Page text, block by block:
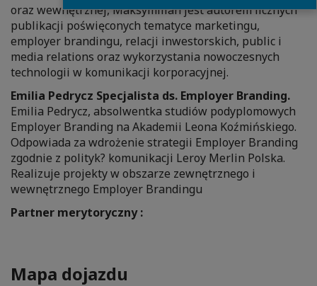
oraz wewnętrznej, Maksymilian jest autorem licznych
publikacji poświęconych tematyce marketingu,
employer brandingu, relacji inwestorskich, public i
media relations oraz wykorzystania nowoczesnych
technologii w komunikacji korporacyjnej.
Emilia Pedrycz Specjalista ds. Employer Branding.
Emilia Pedrycz, absolwentka studiów podyplomowych
Employer Branding na Akademii Leona Koźmińskiego.
Odpowiada za wdrożenie strategii Employer Branding
zgodnie z polityk? komunikacji Leroy Merlin Polska.
Realizuje projekty w obszarze zewnętrznego i
wewnętrznego Employer Brandingu
Partner merytoryczny :
Mapa dojazdu